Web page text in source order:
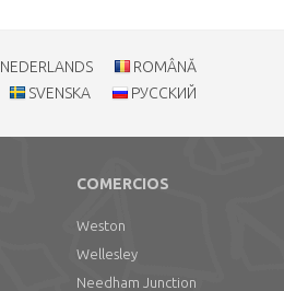
NEDERLANDS
ROMÂNĂ
SVENSKA РУССКИЙ
COMERCIOS
Weston
Wellesley
Needham Junction